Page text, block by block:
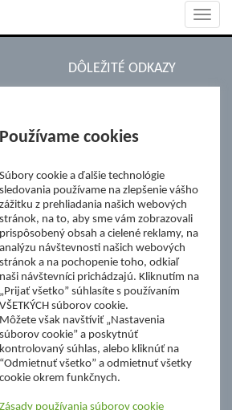
DÔLEŽITÉ ODKAZY
Nadácia Železiarne
ŽP Informatika s.r.o.
ŠK Železiarne Podbrezová
Tále a.s.
Používame cookies
Súbory cookie a ďalšie technológie
sledovania používame na zlepšenie vášho
zážitku z prehliadania našich webových
stránok, na to, aby sme vám zobrazovali
prispôsobený obsah a cielené reklamy, na
analýzu návštevnosti našich webových
stránok a na pochopenie toho, odkiaľ
naši návštevníci prichádzajú. Kliknutím na
„Prijať všetko” súhlasíte s používaním
VŠETKÝCH súborov cookie.
Môžete však navštíviť „Nastavenia
súborov cookie” a poskytnúť
kontrolovaný súhlas, alebo kliknúť na
“Odmietnuť všetko” a odmietnuť všetky
cookie okrem funkčnych.
Zásady používania súborov cookie